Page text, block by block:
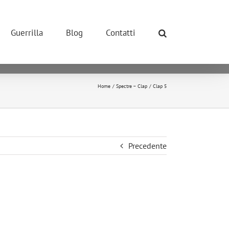
Guerrilla Blog Contatti
Home Spectre – Clap Clap 5
Precedente